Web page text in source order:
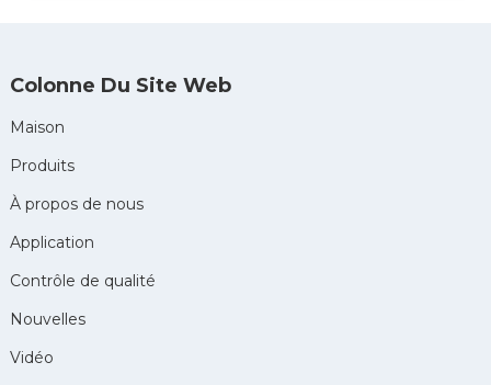
Colonne Du Site Web
Maison
Produits
À propos de nous
Application
Contrôle de qualité
Nouvelles
Vidéo